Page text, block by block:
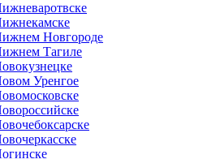
Новгороде
Тагиле
Уренгое